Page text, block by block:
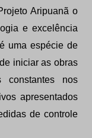
Aripuanã o
e excelência
uma espécie de
iniciar as obras
constantes nos
apresentados
de controle